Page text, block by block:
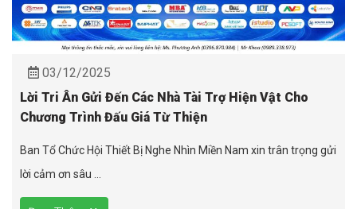
03/12/2025
Lời Tri Ân Gửi Đến Các Nhà Tài Trợ Hiện Vật Cho
Chương Trình Đấu Giá Từ Thiện
Ban Tổ Chức Hội Thiết Bị Nghe Nhìn Miền Nam xin trân trọng gửi
lời cảm ơn sâu ...